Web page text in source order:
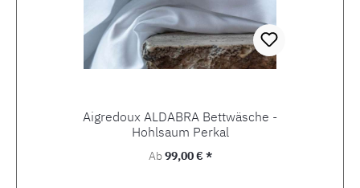
Aigredoux ALDABRA Bettwäsche -
Hohlsaum Perkal
Regulärer Preis:
Ab99,00 € *